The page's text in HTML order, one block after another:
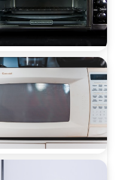
صيانة ثلاجات
صيانة ميكروويف